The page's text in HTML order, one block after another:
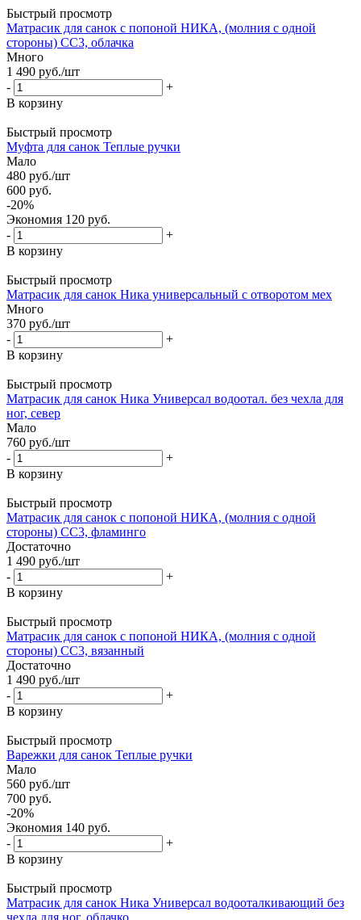
Быстрый просмотр
Матрасик для санок с попоной НИКА, (молния с одной
стороны) СС3, облачка
Много
1 490 руб./шт
-
+
В корзину
Быстрый просмотр
Муфта для санок Теплые ручки
Мало
480 руб./шт
600 руб.
-20%
Экономия 120 руб.
-
+
В корзину
Быстрый просмотр
Матрасик для санок Ника универсальный с отворотом мех
Много
370 руб./шт
-
+
В корзину
Быстрый просмотр
Матрасик для санок Ника Универсал водоотал. без чехла для
ног, север
Мало
760 руб./шт
-
+
В корзину
Быстрый просмотр
Матрасик для санок с попоной НИКА, (молния с одной
стороны) СС3, фламинго
Достаточно
1 490 руб./шт
-
+
В корзину
Быстрый просмотр
Матрасик для санок с попоной НИКА, (молния с одной
стороны) СС3, вязанный
Достаточно
1 490 руб./шт
-
+
В корзину
Быстрый просмотр
Варежки для санок Теплые ручки
Мало
560 руб./шт
700 руб.
-20%
Экономия 140 руб.
-
+
В корзину
Быстрый просмотр
Матрасик для санок Ника Универсал водооталкивающий без
чехла для ног, облачко